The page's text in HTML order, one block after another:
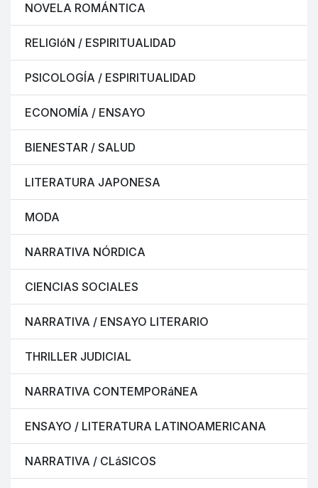
NOVELA ROMÁNTICA
RELIGIóN / ESPIRITUALIDAD
PSICOLOGÍA / ESPIRITUALIDAD
ECONOMÍA / ENSAYO
BIENESTAR / SALUD
LITERATURA JAPONESA
MODA
NARRATIVA NÓRDICA
CIENCIAS SOCIALES
NARRATIVA / ENSAYO LITERARIO
THRILLER JUDICIAL
NARRATIVA CONTEMPORáNEA
ENSAYO / LITERATURA LATINOAMERICANA
NARRATIVA / CLáSICOS